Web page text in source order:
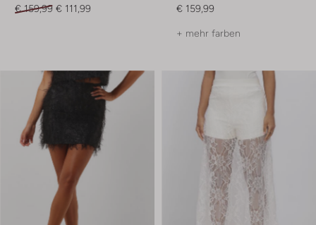
€ 159,99 € 111,99
€ 159,99
+ mehr farben